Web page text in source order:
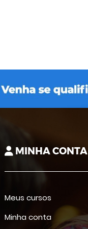
MINHA CONTA
Meus cursos
Minha conta